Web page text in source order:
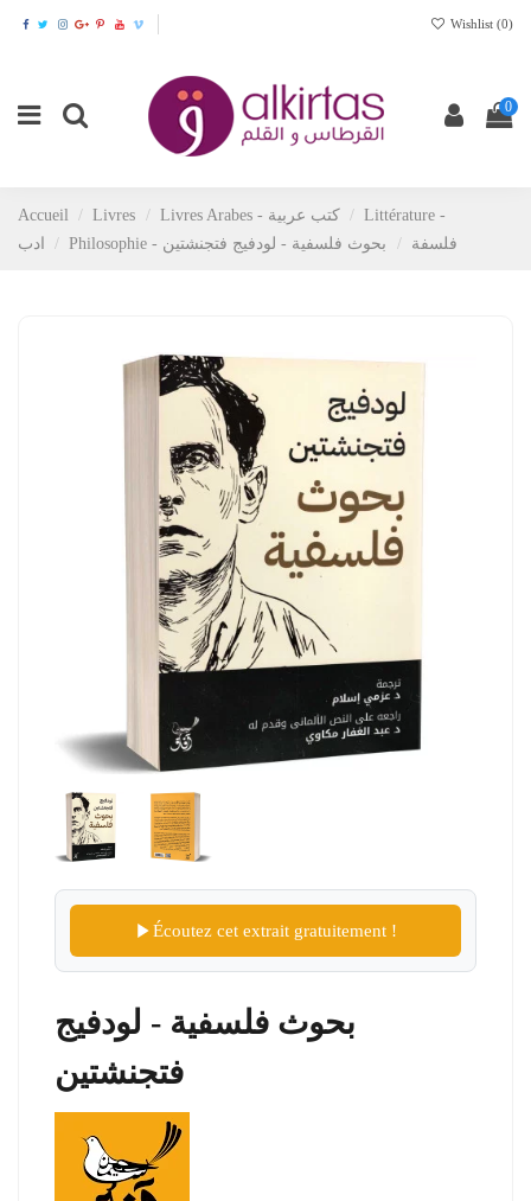
Wishlist (0)
0
Accueil Livres Livres Arabes - كتب عربية
Littérature -
ادب
Philosophie - فلسفة بحوث فلسفية - لودفيج فتجنشتين
Écoutez cet extrait gratuitement !
بحوث فلسفية - لودفيج
فتجنشتين